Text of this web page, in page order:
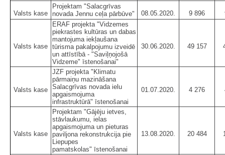
Valsts kase
Projektam "Salacgrīvas
novada Jennu ceļa pārbūve"
08.05.2020. 9 896
Valsts kase
ERAF projekta "Vidzemes
piekrastes kultūras un dabas
mantojuma iekļaušana
tūrisma pakalpojumu izveidē
un attīstībā - "Saviļņojošā
Vidzeme" īstenošanai"
30.06.2020. 49 157
Valsts kase
JZF projekta "Klimatu
pārmaiņu mazināšana
Salacgrīvas novada ielu
apgaismojuma
infrastruktūrā" īstenošanai
01.07.2020. 4 276
Valsts kase
Projektam "Gājēju ietves,
stāvlaukumu, ielas
apgaismojuma un pieturas
paviljona rekonstrukcija pie
Liepupes
pamatskolas" īstenošanai
13.08.2020. 20 484